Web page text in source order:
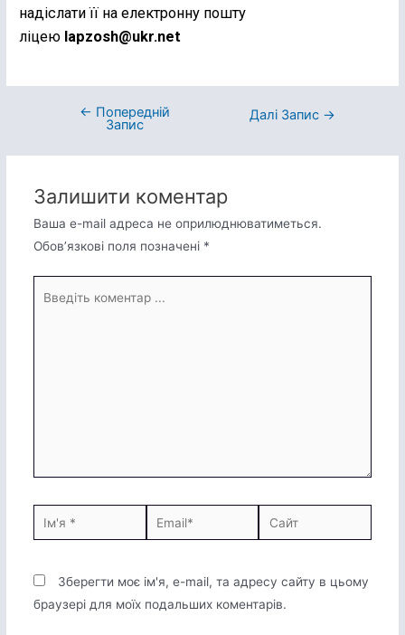
надіслати її на електронну пошту
ліцею lapzosh@ukr.net
← Попередній
Запис
Далі Запис →
Залишити коментар
Ваша e-mail адреса не оприлюднюватиметься.
Обов’язкові поля позначені *
Зберегти моє ім'я, e-mail, та адресу сайту в цьому
браузері для моїх подальших коментарів.